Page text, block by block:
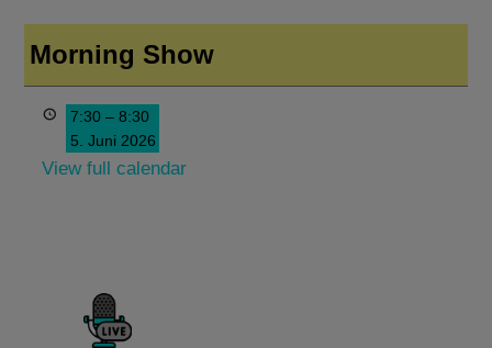
Morning Show
7:30 – 8:30
5. Juni 2026
View full calendar